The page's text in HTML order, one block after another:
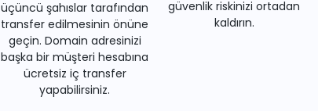
üçüncü şahıslar tarafından
transfer edilmesinin önüne
geçin. Domain adresinizi
başka bir müşteri hesabına
ücretsiz iç transfer
yapabilirsiniz.
güvenlik riskinizi ortadan
kaldırın.